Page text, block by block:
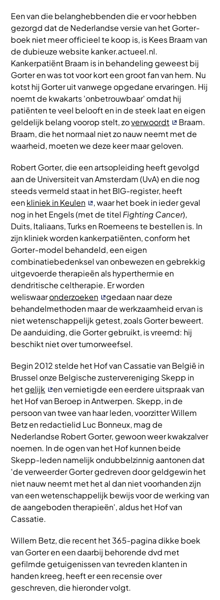
Een van die belanghebbenden die er voor hebben
gezorgd dat de Nederlandse versie van het Gorter-
boek niet meer officieel te koop is, is Kees Braam van
de dubieuze website kanker.actueel.nl.
Kankerpatiënt Braam is in behandeling geweest bij
Gorter en was tot voor kort een groot fan van hem. Nu
kotst hij Gorter uit vanwege opgedane ervaringen. Hij
noemt de kwakarts 'onbetrouwbaar' omdat hij
patiënten te veel belooft en in de steek laat en eigen
geldelijk belang voorop stelt, zoverwoordt
Braam.
Braam, die het normaal niet zo nauw neemt met de
waarheid, moeten we deze keer maar geloven.
Robert Gorter, die een artsopleiding heeft gevolgd
aan de Universiteit van Amsterdam (UvA) en die nog
steeds vermeld staat in het BIG-register, heeft
eenkliniek in Keulen
, waar het boek in ieder geval
nog in het Engels (met de titel Fighting Cancer),
Duits, Italiaans, Turks en Roemeens te bestellen is. In
zijn kliniek worden kankerpatiënten, conform het
Gorter-model behandeld, een eigen
combinatiebedenksel van onbewezen en gebrekkig
uitgevoerde therapieën als hyperthermie en
dendritische celtherapie. Er worden
weliswaaronderzoeken
gedaan naar deze
behandelmethoden maar de werkzaamheid ervan is
niet wetenschappelijk getest, zoals Gorter beweert.
De aanduiding, die Gorter gebruikt, is vreemd: hij
beschikt niet over tumorweefsel.
Begin 2012 stelde het Hof van Cassatie van België in
Brussel onze Belgische zustervereniging Skepp in
hetgelijk
en vernietigde een eerdere uitspraak van
het Hof van Beroep in Antwerpen. Skepp, in de
persoon van twee van haar leden, voorzitter Willem
Betz en redactielid Luc Bonneux, mag de
Nederlandse Robert Gorter, gewoon weer kwakzalver
noemen. In de ogen van het Hof kunnen beide
Skepp-leden namelijk ondubbelzinnig aantonen dat
'de verweerder Gorter gedreven door geldgewin het
niet nauw neemt met het al dan niet voorhanden zijn
van een wetenschappelijk bewijs voor de werking van
de aangeboden therapieën', aldus het Hof van
Cassatie.
Willem Betz, die recent het 365-pagina dikke boek
van Gorter en een daarbij behorende dvd met
gefilmde getuigenissen van tevreden klanten in
handen kreeg, heeft er een recensie over
geschreven, die hieronder volgt.